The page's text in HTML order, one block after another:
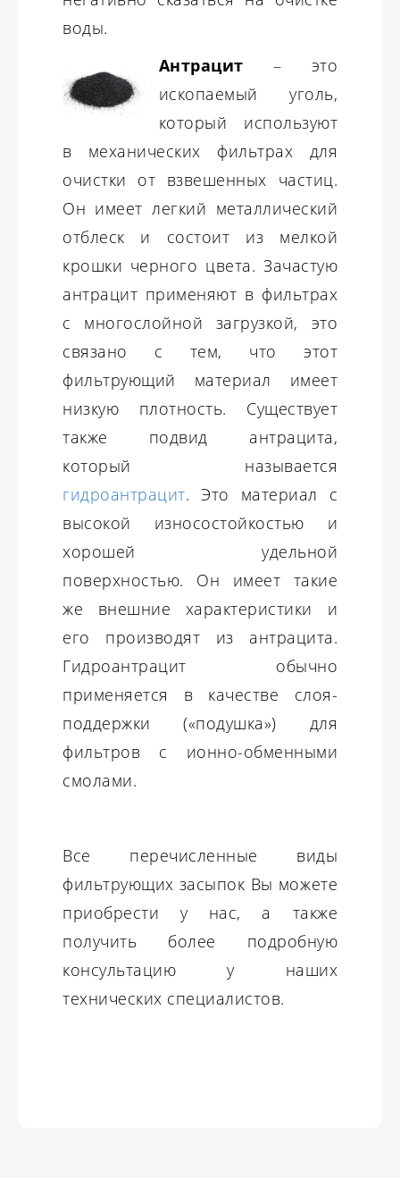
воды.
Антрацит – это
ископаемый уголь,
который используют
в механических фильтрах для
очистки от взвешенных частиц.
Он имеет легкий металлический
отблеск и состоит из мелкой
крошки черного цвета. Зачастую
антрацит применяют в фильтрах
с многослойной загрузкой, это
связано с тем, что этот
фильтрующий материал имеет
низкую плотность. Существует
также подвид антрацита,
который называется
гидроантрацит. Это материал с
высокой износостойкостью и
хорошей удельной
поверхностью. Он имеет такие
же внешние характеристики и
его производят из антрацита.
Гидроантрацит обычно
применяется в качестве слоя-
поддержки («подушка») для
фильтров с ионно-обменными
смолами.
Все перечисленные виды
фильтрующих засыпок Вы можете
приобрести у нас, а также
получить более подробную
консультацию у наших
технических специалистов.